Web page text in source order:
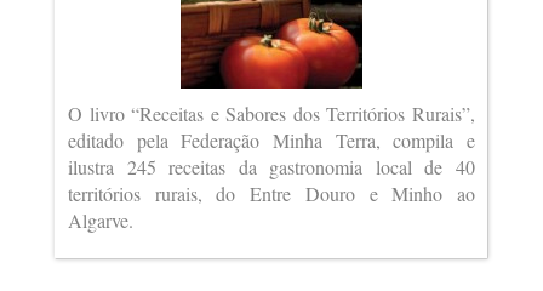
O livro “Receitas e Sabores dos Territórios Rurais”,
editado pela Federação Minha Terra, compila e
ilustra 245 receitas da gastronomia local de 40
territórios rurais, do Entre Douro e Minho ao
Algarve.